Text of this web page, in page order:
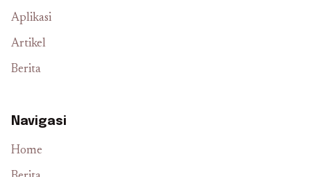
Aplikasi
Artikel
Berita
Navigasi
Home